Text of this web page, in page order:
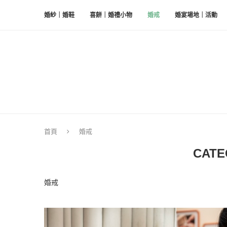
婚紗｜婚鞋 喜餅｜婚禮小物 婚戒 婚宴場地｜活動
首頁 婚戒
婚戒